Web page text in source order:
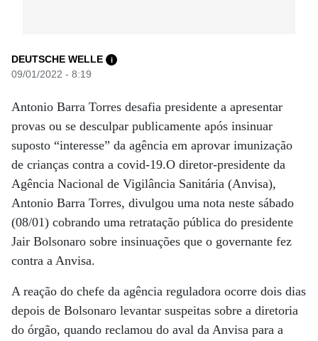
DEUTSCHE WELLE i
09/01/2022 - 8:19
Antonio Barra Torres desafia presidente a apresentar
provas ou se desculpar publicamente após insinuar
suposto “interesse” da agência em aprovar imunização
de crianças contra a covid-19.O diretor-presidente da
Agência Nacional de Vigilância Sanitária (Anvisa),
Antonio Barra Torres, divulgou uma nota neste sábado
(08/01) cobrando uma retratação pública do presidente
Jair Bolsonaro sobre insinuações que o governante fez
contra a Anvisa.
A reação do chefe da agência reguladora ocorre dois dias
depois de Bolsonaro levantar suspeitas sobre a diretoria
do órgão, quando reclamou do aval da Anvisa para a